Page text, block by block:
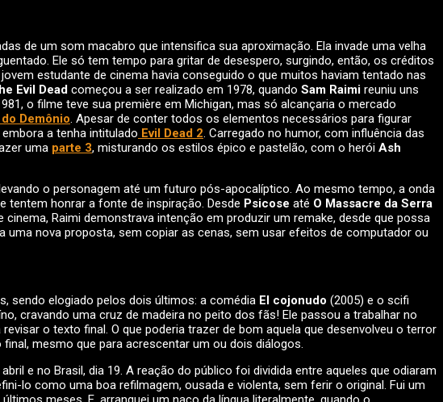
de um som macabro que intensifica sua aproximação. Ela invade uma velha
Ele só tem tempo para gritar de desespero, surgindo, então, os créditos
estudante de cinema havia conseguido o que muitos haviam tentado nas
Evil Dead começou a ser realizado em 1978, quando Sam Raimi reuniu uns
o filme teve sua première em Michigan, mas só alcançaria o mercado
Demônio. Apesar de conter todos os elementos necessários para figurar
a tenha intitulado Evil Dead 2. Carregado no humor, com influência das
uma parte 3, misturando os estilos épico e pastelão, com o herói Ash
o personagem até um futuro pós-apocalíptico. Ao mesmo tempo, a onda
tentem honrar a fonte de inspiração. Desde Psicose até O Massacre da Serra
Raimi demonstrava intenção em produzir um remake, desde que possa
nova proposta, sem copiar as cenas, sem usar efeitos de computador ou
sendo elogiado pelos dois últimos: a comédia El cojonudo (2005) e o scifi
cravando uma cruz de madeira no peito dos fãs! Ele passou a trabalhar no
revisar o texto final. O que poderia trazer de bom aquela que desenvolveu o terror
mesmo que para acrescentar um ou dois diálogos.
e no Brasil, dia 19. A reação do público foi dividida entre aqueles que odiaram
lo como uma boa refilmagem, ousada e violenta, sem ferir o original. Fui um